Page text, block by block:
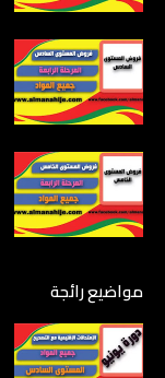
مواضيع رائجة